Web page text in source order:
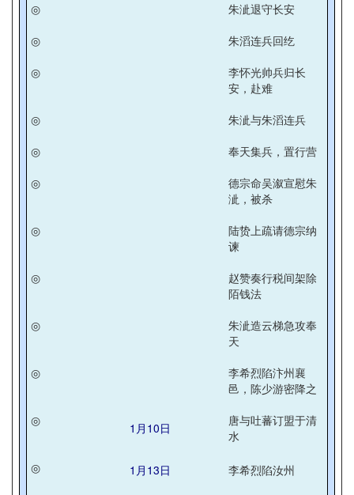
◎
朱泚退守长安
◎
朱滔连兵回纥
◎
李怀光帅兵归长
安，赴难
◎
朱泚与朱滔连兵
◎
奉天集兵，置行营
◎
德宗命吴溆宣慰朱
泚，被杀
◎
陆贽上疏请德宗纳
谏
◎
赵赞奏行税间架除
陌钱法
◎
朱泚造云梯急攻奉
天
◎
李希烈陷汴州襄
邑，陈少游密降之
◎
1月10日
唐与吐蕃订盟于清
水
◎
1月13日 李希烈陷汝州